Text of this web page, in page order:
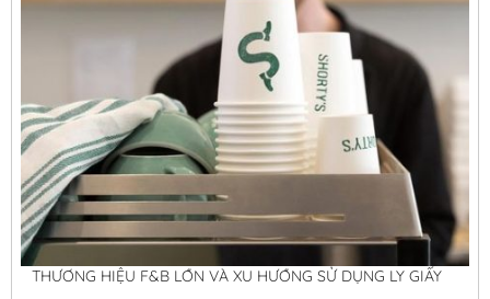
THƯƠNG HIỆU F&B LỚN VÀ XU HƯỚNG SỬ DỤNG LY GIẤY